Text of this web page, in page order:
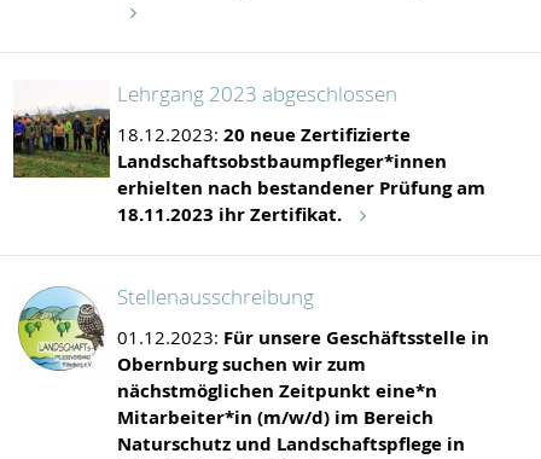
Lehrgang 2023 abgeschlossen
18.12.2023:20 neue Zertifizierte
Landschaftsobstbaumpfleger*innen
erhielten nach bestandener Prüfung am
18.11.2023 ihr Zertifikat.
Stellenausschreibung
01.12.2023: Für unsere Geschäftsstelle in
Obernburg suchen wir zum
nächstmöglichen Zeitpunkt eine*n
Mitarbeiter*in (m/w/d) im Bereich
Naturschutz und Landschaftspflege in